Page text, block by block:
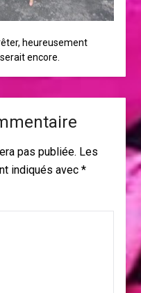
heureusement
encore.
pas publiée. Les
indiqués avec *